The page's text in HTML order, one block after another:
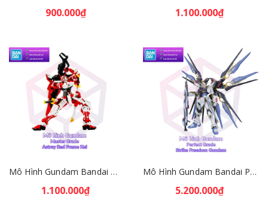
900.000₫ 1.100.000₫
Mô Hình Gundam Bandai MG Gundam Astray Red Frame Kai 1/100 Seed VS Astray [GDB] [BMG]
1.100.000₫
Mô Hình Gundam Bandai PG Strike Freedom Gundam 1/60 Gundam Seed Destiny [GDB] [BPG]
5.200.000₫